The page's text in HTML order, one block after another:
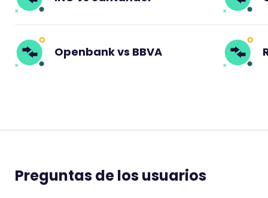
Openbank vs BBVA
Preguntas de los usuarios